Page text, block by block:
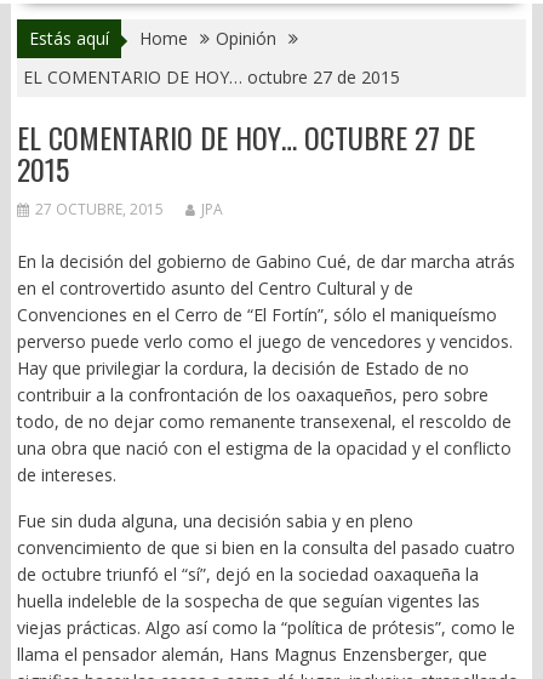
Estás aquí Home
Opinión
EL COMENTARIO DE HOY… octubre 27 de 2015
EL COMENTARIO DE HOY… OCTUBRE 27 DE
2015
27 OCTUBRE, 2015 JPA
En la decisión del gobierno de Gabino Cué, de dar marcha atrás
en el controvertido asunto del Centro Cultural y de
Convenciones en el Cerro de “El Fortín”, sólo el maniqueísmo
perverso puede verlo como el juego de vencedores y vencidos.
Hay que privilegiar la cordura, la decisión de Estado de no
contribuir a la confrontación de los oaxaqueños, pero sobre
todo, de no dejar como remanente transexenal, el rescoldo de
una obra que nació con el estigma de la opacidad y el conflicto
de intereses.
Fue sin duda alguna, una decisión sabia y en pleno
convencimiento de que si bien en la consulta del pasado cuatro
de octubre triunfó el “sí”, dejó en la sociedad oaxaqueña la
huella indeleble de la sospecha de que seguían vigentes las
viejas prácticas. Algo así como la “política de prótesis”, como le
llama el pensador alemán, Hans Magnus Enzensberger, que